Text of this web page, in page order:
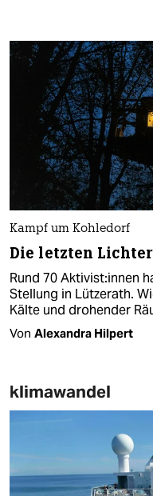
Kampf um Kohledorf
Die letzten
Rund 70 Ak­ti­vis­t:in­nen
Stellung in Lützerath.
Kälte und drohender
Von Alexandra Hilpert
klimawandel